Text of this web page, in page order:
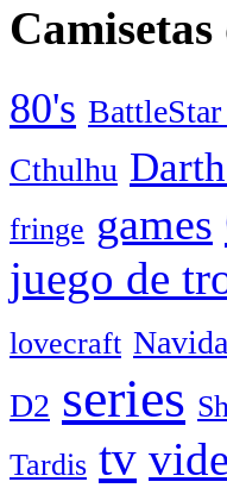
80's
Cthulhu
fringe games
juego de
lovecraft
D2 series
Tardis tv